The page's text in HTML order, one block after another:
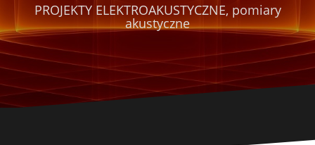
PROJEKTY ELEKTROAKUSTYCZNE, pomiary
akustyczne